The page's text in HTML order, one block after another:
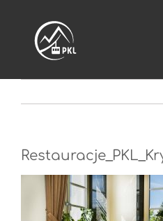
zawartości